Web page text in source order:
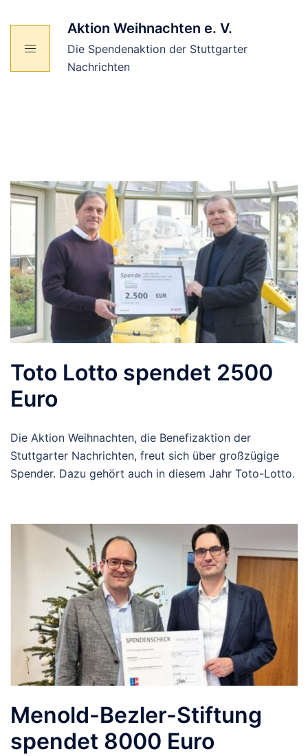
Inhalt
springen
Aktion Weihnachten e. V.
Die Spendenaktion der Stuttgarter
Nachrichten
Toto Lotto spendet 2500
Euro
Die Aktion Weihnachten, die Benefizaktion der
Stuttgarter Nachrichten, freut sich über großzügige
Spender. Dazu gehört auch in diesem Jahr Toto-Lotto.
Menold-Bezler-Stiftung
spendet 8000 Euro